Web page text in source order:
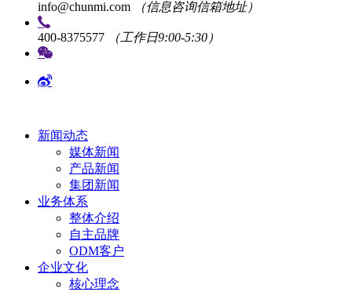
info@chunmi.com
（信息咨询信箱地址）
400-8375577 （工作日9:00-5:30）
新闻动态
媒体新闻
产品新闻
集团新闻
业务体系
整体介绍
自主品牌
ODM客户
企业文化
核心理念